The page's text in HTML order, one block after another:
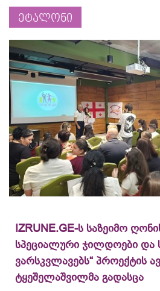
ეტალონი
IZRUNE.GE-ს საზეიმო
სპეციალური ჯილდოები და
ვარსკვლავებს“ პროექტის
ტყეშელაშვილმა გადასცა